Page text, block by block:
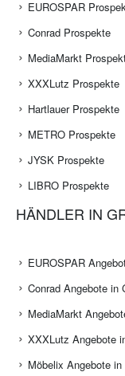
EUROSPAR
Conrad Prospekte
MediaMarkt
XXXLutz Prospekte
Hartlauer Prospekte
METRO Prospekte
JYSK Prospekte
LIBRO Prospekte
HÄNDLER IN
EUROSPAR
Conrad Angebote in
MediaMarkt
XXXLutz Angebote
Möbelix Angebote